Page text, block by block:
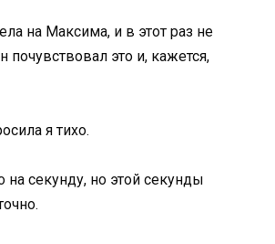
на Максима, и в этот раз не
почувствовал это и, кажется,
я тихо.
на секунду, но этой секунды